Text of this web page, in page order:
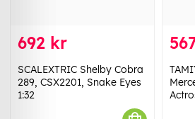
692 kr
SCALEXTRIC Shelby Cobra
289, CSX2201, Snake Eyes
1:32